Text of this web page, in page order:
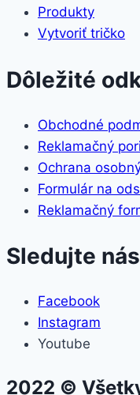
Produkty
Vytvoriť tričko
Dôležité
Obchodné
Reklamačný
Ochrana
Formulár na
Reklamačný
Sledujte nás
Facebook
Instagram
Youtube
2022 ©